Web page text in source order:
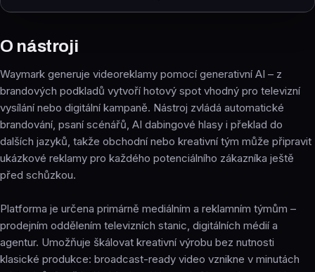
O nástroji
Waymark generuje videoreklamy pomocí generativní AI – z
brandových podkladů vytvoří hotový spot vhodný pro televizní
vysílání nebo digitální kampaně. Nástroj zvládá automatické
brandování, psaní scénářů, AI dabingové hlasy i překlad do
dalších jazyků, takže obchodní nebo kreativní tým může připravit
ukázkové reklamy pro každého potenciálního zákazníka ještě
před schůzkou.
Platforma je určena primárně mediálním a reklamním týmům –
prodejním oddělením televizních stanic, digitálních médií a
agentur. Umožňuje škálovat kreativní výrobu bez nutnosti
klasické produkce: broadcast-ready video vznikne v minutách